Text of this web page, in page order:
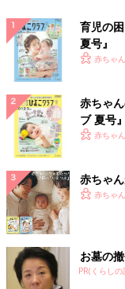
育児の
夏号』
いっぱ
赤ちゃ
赤ちゃ
ブ 夏号
く！ お
赤ちゃ
赤ちゃ
赤ちゃ
お墓の
PR(くらしの